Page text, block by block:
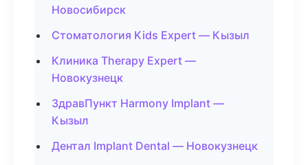
Новосибирск
Стоматология Kids Expert — Кызыл
Клиника Therapy Expert —
Новокузнецк
ЗдравПункт Harmony Implant —
Кызыл
Дентал Implant Dental — Новокузнецк